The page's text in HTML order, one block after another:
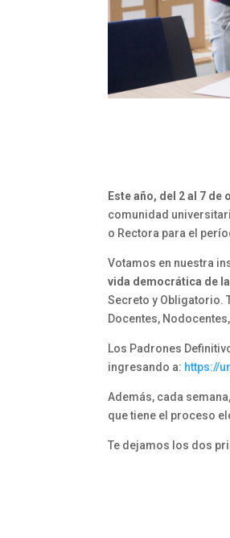
Este año, del 2 al 7
comunidad
o Rectora para el
Votamos en nuestra
vida democrática de
Secreto y Obligatorio.
Docentes,
Los Padrones
ingresando a: https://
Además, cada
que tiene el proceso
Te dejamos los dos